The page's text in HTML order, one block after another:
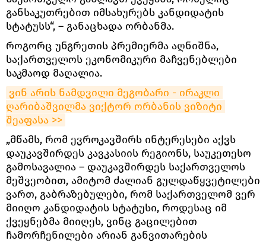
განსაკუთრებით იმსახურებს კანდიდატის
სტატუსს“, – განაცხადა ორბანმა.
როგორც უნგრეთის პრემიერმა აღნიშნა,
საქართველოს ეკონომიკური მაჩვენებლები
საკმაოდ მაღალია.
ვინ არის ნამდვილი მეგობარი - ირაკლი
ღარიბაშვილმა ვიქტორ ორბანის ვიზიტი
შეაფასა >>
„მწამს, რომ ევროკავშირს ინტერესები აქვს
დაუკავშირდეს კავკასიის რეგიონს, საუკეთესო
გამოსავალია – დაუკავშირდეს საქართველოს
მეშვეობით, ამიტომ ძალიან გულდაწყვეტილები
ვართ, გაბრაზებულები, რომ საქართველომ ვერ
მიიღო კანდიდატის სტატუსი, როდესაც იმ
ქვეყნებმა მიიღეს, ვინც გაცილებით
ჩამორჩენილები არიან განვითარების